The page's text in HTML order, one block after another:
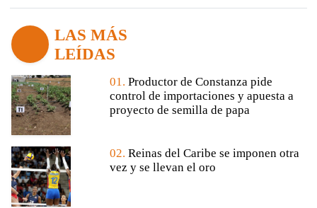
LAS MÁS
LEÍDAS
01. Productor de Constanza pide
control de importaciones y apuesta a
proyecto de semilla de papa
02. Reinas del Caribe se imponen otra
vez y se llevan el oro